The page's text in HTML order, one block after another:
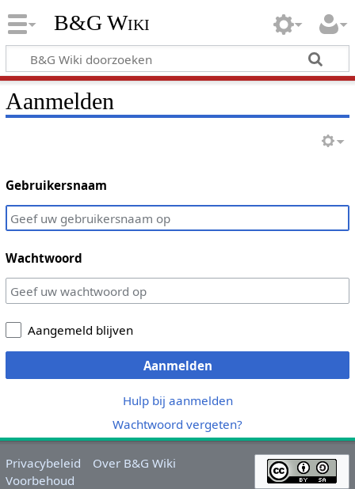
B&G Wiki
Aanmelden
Gebruikersnaam
Wachtwoord
Aangemeld blijven
Aanmelden
Hulp bij aanmelden
Wachtwoord vergeten?
Privacybeleid
Over B&G Wiki
Voorbehoud